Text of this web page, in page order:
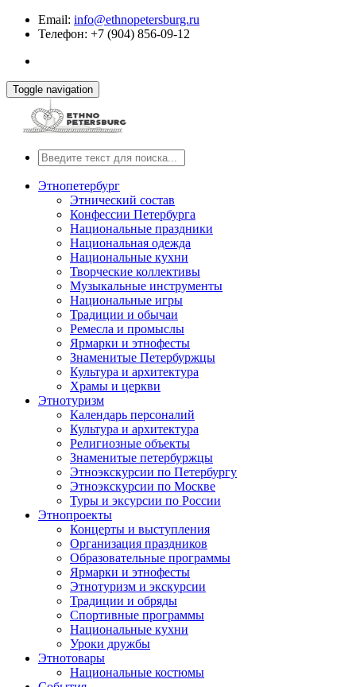
Email: info@ethnopetersburg.ru
Телефон: +7 (904) 856-09-12
Toggle navigation
Этнопетербург
Этнический состав
Конфессии Петербурга
Национальные праздники
Национальная одежда
Национальные кухни
Творческие коллективы
Музыкальные инструменты
Национальные игры
Традиции и обычаи
Ремесла и промыслы
Ярмарки и этнофесты
Знаменитые Петербуржцы
Культура и архитектура
Храмы и церкви
Этнотуризм
Календарь персоналий
Культура и архитектура
Религиозные объекты
Знаменитые петербуржцы
Этноэкскурсии по Петербургу
Этноэкскурсии по Москве
Туры и эксурсии по России
Этнопроекты
Концерты и выступления
Организация праздников
Образовательные программы
Ярмарки и этнофесты
Этнотуризм и экскурсии
Традиции и обряды
Спортивные программы
Национальные кухни
Уроки дружбы
Этнотовары
Национальные костюмы